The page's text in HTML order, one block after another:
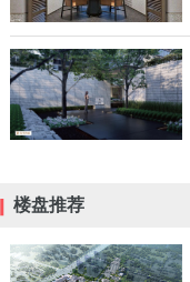
楼盘推荐